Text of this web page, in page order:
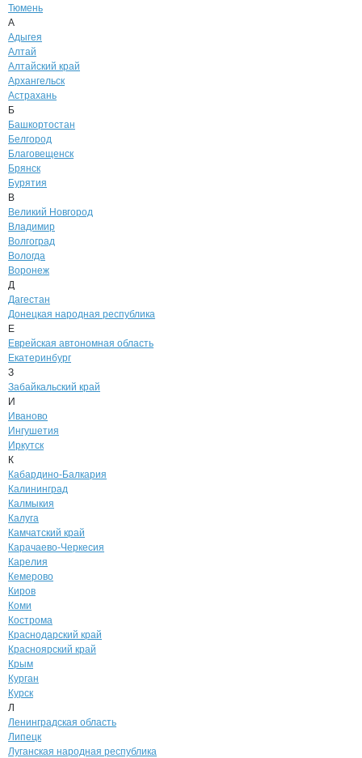
Тюмень
А
Адыгея
Алтай
Алтайский край
Архангельск
Астрахань
Б
Башкортостан
Белгород
Благовещенск
Брянск
Бурятия
В
Великий Новгород
Владимир
Волгоград
Вологда
Воронеж
Д
Дагестан
Донецкая народная республика
Е
Еврейская автономная область
Екатеринбург
З
Забайкальский край
И
Иваново
Ингушетия
Иркутск
К
Кабардино-Балкария
Калининград
Калмыкия
Калуга
Камчатский край
Карачаево-Черкесия
Карелия
Кемерово
Киров
Коми
Кострома
Краснодарский край
Красноярский край
Крым
Курган
Курск
Л
Ленинградская область
Липецк
Луганская народная республика